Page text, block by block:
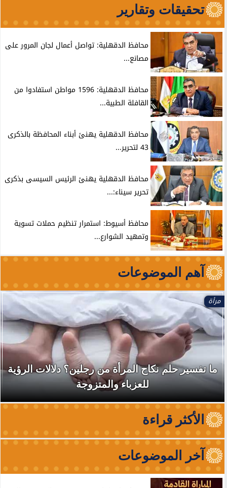
تحقيقات وتقارير
محافظ الدقهلية: تواصل أعمال لجان المرور على
مصانع...
محافظ الدقهلية: 1596 مواطن استفادوا من
القافلة الطبية...
محافظ الدقهلية يهنئ أبناء المحافظة بالذكرى
43 لتحرير...
محافظ الدقهلية يهنئ الرئيس السيسى بذكرى
تحرير سيناء:...
محافظ أسيوط: استمرار تنظيم حملات تسوية
وتمهيد الشوارع...
آهم الموضوعات
مرأة
ما تفسير حلم نكاح المرأة من رجلين؟ دلالات الرؤية
للعزباء والمتزوجة
الأكثر قراءة
آخر الموضوعات